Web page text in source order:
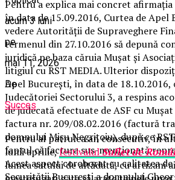
Pentru a explica mai concret afirmația
în data de 15.09.2016, Curtea de Apel
vedere Autorității de Supraveghere
termenul din 27.10.2016 să depună
juridică pe baza căruia Mușat și
litigiul cu RST MEDIA. Ulterior
Apel București, în data de
Judecătoriei Sectorului 3, a respins
de judecată efectuate de ASF cu
factura nr. 209/08.02.2016 (factură
domnului Mișu Negrițoiu), după ce
faptul că factura sus-menționată
Acest aspect coroborat cu calitatea
Securității București a domnului
acum 3 luni
pe
mai 11, 2026
De
Succes
Pentru al patrulea an consecutiv, în
lunii aprilie,festivalulSuflet de
lumea satului de altădată, cu artizani